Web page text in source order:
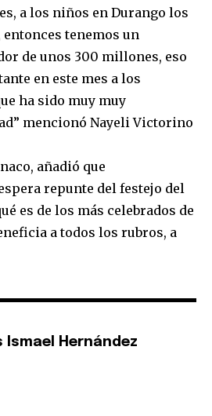
a los niños en Durango los
tenemos un
de unos 300 millones, eso
en este mes a los
ha sido muy muy
mencionó Nayeli Victorino
añadió que
repunte del festejo del
es de los más celebrados de
a todos los rubros, a
Ismael Hernández